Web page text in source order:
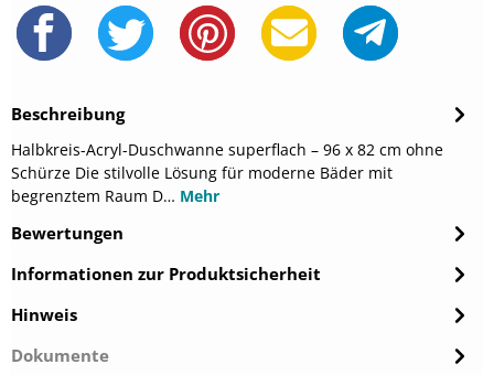
Beschreibung
Halbkreis-Acryl-Duschwanne superflach – 96 x 82 cm ohne
Schürze Die stilvolle Lösung für moderne Bäder mit
begrenztem Raum D… Mehr
Bewertungen
Informationen zur Produktsicherheit
Hinweis
Dokumente